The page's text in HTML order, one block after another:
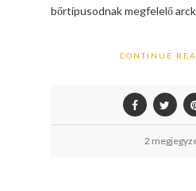
bőrtípusodnak megfelelő
CONTINUE
2